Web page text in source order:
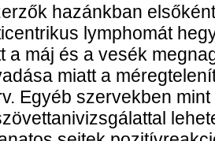
hazánkban
lymphomát
a máj és a vesék
miatt a
Egyéb szervekben